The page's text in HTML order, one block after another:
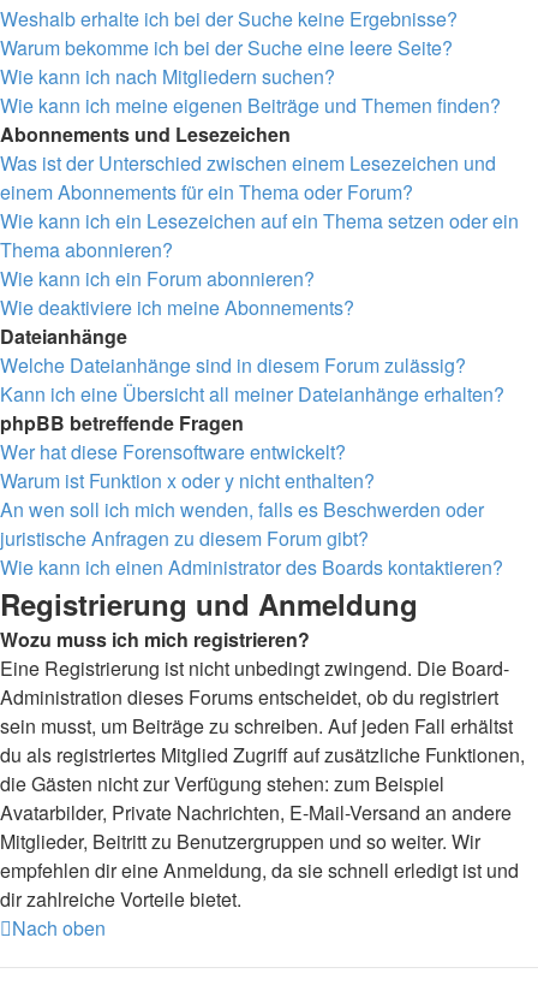
Weshalb erhalte ich bei der Suche keine Ergebnisse?
Warum bekomme ich bei der Suche eine leere Seite?
Wie kann ich nach Mitgliedern suchen?
Wie kann ich meine eigenen Beiträge und Themen finden?
Abonnements und Lesezeichen
Was ist der Unterschied zwischen einem Lesezeichen und
einem Abonnements für ein Thema oder Forum?
Wie kann ich ein Lesezeichen auf ein Thema setzen oder ein
Thema abonnieren?
Wie kann ich ein Forum abonnieren?
Wie deaktiviere ich meine Abonnements?
Dateianhänge
Welche Dateianhänge sind in diesem Forum zulässig?
Kann ich eine Übersicht all meiner Dateianhänge erhalten?
phpBB betreffende Fragen
Wer hat diese Forensoftware entwickelt?
Warum ist Funktion x oder y nicht enthalten?
An wen soll ich mich wenden, falls es Beschwerden oder
juristische Anfragen zu diesem Forum gibt?
Wie kann ich einen Administrator des Boards kontaktieren?
Registrierung und Anmeldung
Wozu muss ich mich registrieren?
Eine Registrierung ist nicht unbedingt zwingend. Die Board-
Administration dieses Forums entscheidet, ob du registriert
sein musst, um Beiträge zu schreiben. Auf jeden Fall erhältst
du als registriertes Mitglied Zugriff auf zusätzliche Funktionen,
die Gästen nicht zur Verfügung stehen: zum Beispiel
Avatarbilder, Private Nachrichten, E-Mail-Versand an andere
Mitglieder, Beitritt zu Benutzergruppen und so weiter. Wir
empfehlen dir eine Anmeldung, da sie schnell erledigt ist und
dir zahlreiche Vorteile bietet.
Nach oben